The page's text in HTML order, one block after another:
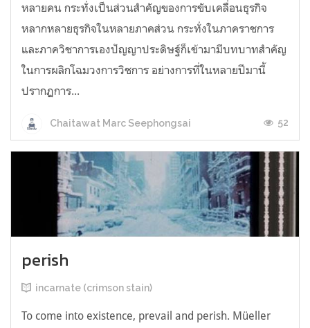
หลายคน กระทั่งเป็นส่วนสำคัญของการขับเคลื่อนธุรกิจ
หลากหลายธุรกิจในหลายภาคส่วน กระทั่งในภาคราชการ
และภาควิชาการเองปัญญาประดิษฐ์ก็เข้ามามีบทบาทสำคัญ
ในการผลิกโฉมวงการวิชการ อย่างการที่ในหลายปีมานี้
ปรากฏการ...
Chaitawat Marc Seephongsai 52
perish
incarnate (crimson stain)
To come into existence, prevail and perish. Müeller